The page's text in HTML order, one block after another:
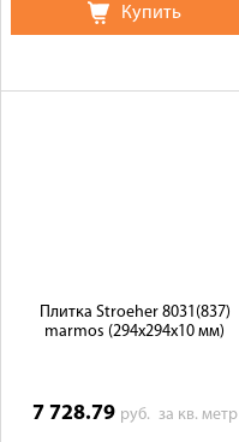
Купить
Плитка Stroeher 8031(837)
marmos (294х294х10 мм)
7 728.79 руб. за кв. метр